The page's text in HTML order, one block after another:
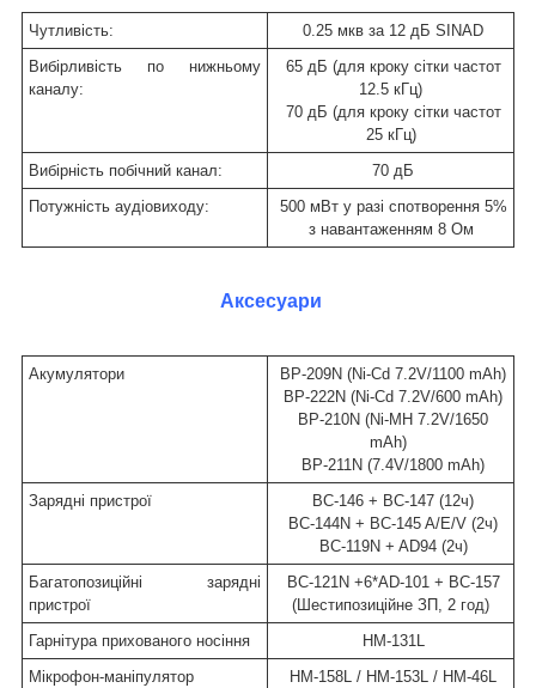
Чутливість:
0.25 мкв за 12 дБ SINAD
Вибірливість по нижньому
каналу:
65 дБ (для кроку сітки частот
12.5 кГц)
70 дБ (для кроку сітки частот
25 кГц)
Вибірність побічний канал:
70 дБ
Потужність аудіовиходу:
500 мВт у разі спотворення 5%
з навантаженням 8 Ом
Аксесуари
Акумулятори
BP-209N (Ni-Cd 7.2V/1100 mAh)
BP-222N (Ni-Cd 7.2V/600 mAh)
BP-210N (Ni-MH 7.2V/1650
mAh)
BP-211N (7.4V/1800 mAh)
Зарядні пристрої
BC-146 + BC-147 (12ч)
BC-144N + BC-145 A/E/V (2ч)
BC-119N + AD94 (2ч)
Багатопозиційні зарядні
пристрої
BC-121N +6*AD-101 + BC-157
(Шестипозиційне ЗП, 2 год)
Гарнітура прихованого носіння
HM-131L
Мікрофон-маніпулятор
HM-158L / HM-153L / HM-46L